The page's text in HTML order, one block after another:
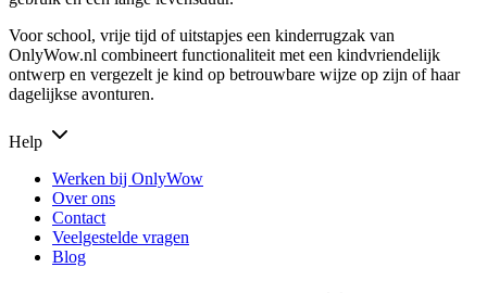
Voor school, vrije tijd of uitstapjes een kinderrugzak van
OnlyWow.nl combineert functionaliteit met een kindvriendelijk
ontwerp en vergezelt je kind op betrouwbare wijze op zijn of haar
dagelijkse avonturen.
Help
Werken bij OnlyWow
Over ons
Contact
Veelgestelde vragen
Blog